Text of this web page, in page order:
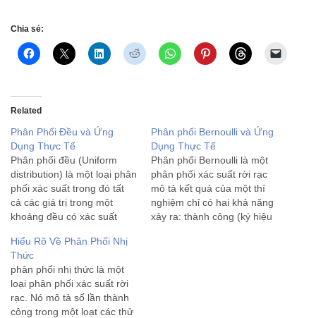
Chia sẻ:
Related
Phân Phối Đều và Ứng
Dụng Thực Tế
Phân phối đều (Uniform
distribution) là một loại phân
phối xác suất trong đó tất
cả các giá trị trong một
khoảng đều có xác suất
loại phân phối đều chính: 1.
Phân phối đều rời rạc
(Discrete Uniform
Distribution): Đây là phân
phối…
Phân phối Bernoulli và Ứng
Dụng Thực Tế
Phân phối Bernoulli là một
phân phối xác suất rời rạc
mô tả kết quả của một thí
nghiệm chỉ có hai khả năng
xảy ra: thành công (ký hiệu
Hiểu Rõ Về Phân Phối Nhị
Thức
phân phối nhị thức là một
loại phân phối xác suất rời
rạc. Nó mô tả số lần thành
công trong một loạt các thử